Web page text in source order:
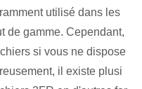
utilisé dans les
de gamme‌. Cependant,
si vous ne dispose
il existe plusi